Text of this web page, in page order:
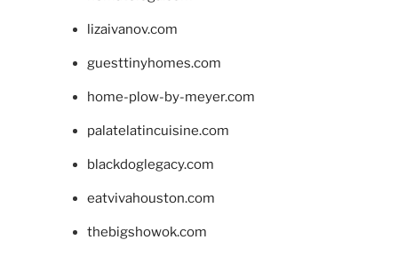
lizaivanov.com
guesttinyhomes.com
home-plow-by-meyer.com
palatelatincuisine.com
blackdoglegacy.com
eatvivahouston.com
thebigshowok.com